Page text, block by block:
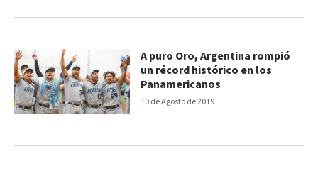
10 de Agosto de 2019
A puro Oro, Argentina rompió
un récord histórico en los
Panamericanos